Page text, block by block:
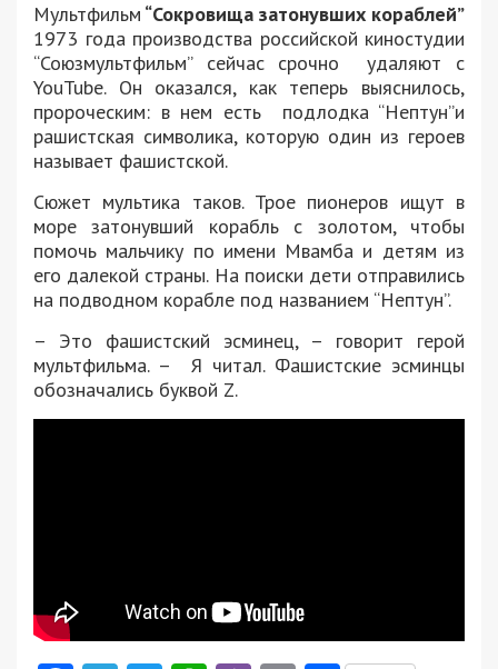
Мультфильм “Сокровища затонувших кораблей”
1973 года производства российской киностудии
“Союзмультфильм” сейчас срочно удаляют с
YouTube. Он оказался, как теперь выяснилось,
пророческим: в нем есть подлодка “Нептун”и
рашистская символика, которую один из героев
называет фашистской.
Сюжет мультика таков. Трое пионеров ищут в
море затонувший корабль с золотом, чтобы
помочь мальчику по имени Мвамба и детям из
его далекой страны. На поиски дети отправились
на подводном корабле под названием “Нептун”.
– Это фашистский эсминец, – говорит герой
мультфильма. – Я читал. Фашистские эсминцы
обозначались буквой Z.